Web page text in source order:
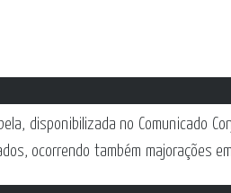
disponibilizada no Comunicado
ocorrendo também majorações